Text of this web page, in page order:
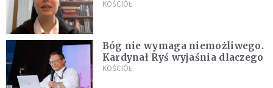
KOŚCIÓŁ
Bóg nie wymaga niemożliwego.
Kardynał Ryś wyjaśnia dlaczego
KOŚCIÓŁ